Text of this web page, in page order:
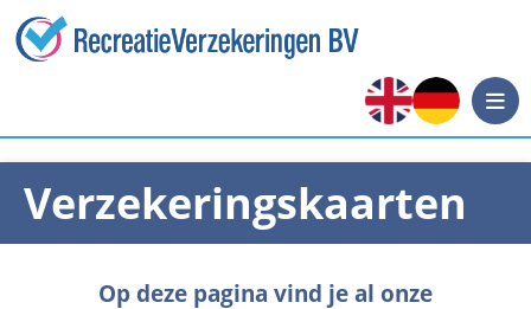
Verzekeringskaarten
Op deze pagina vind je al onze